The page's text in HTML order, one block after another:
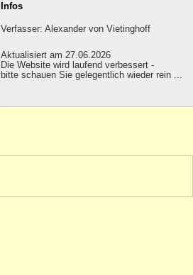
Infos
Verfasser: Alexander von Vietinghoff
Aktualisiert am 27.06.2026
Die Website wird laufend verbessert -
bitte schauen Sie gelegentlich wieder rein ...